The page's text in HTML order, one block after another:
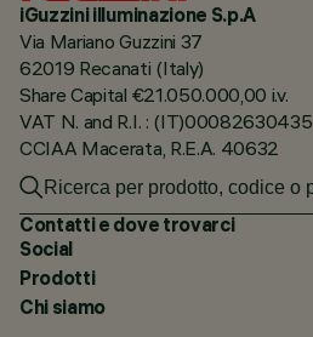
iGuzzini illuminazione S.p.A
Via Mariano Guzzini 37
62019 Recanati (Italy)
Share Capital €21.050.000,00 i.v.
VAT N. and R.I. : (IT)00082630435
CCIAA Macerata, R.E.A. 40632
Contatti e dove trovarci
Social
Prodotti
Chi siamo